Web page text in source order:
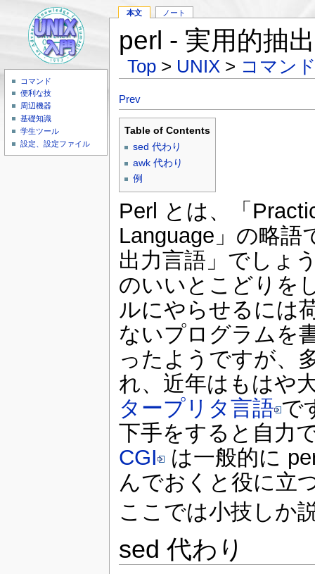
コマンド
便利な技
周辺機器
基礎知識
学生ツール
設定、設定ファイル
本文 ノート
perl - 実用的抽
Top > UNIX > コマン
Prev
Table of Contents
sed 代わり
awk 代わり
例
Perl とは、「
Language」の略語
出力言語」でしょ
のいいとこどりを
ルにやらせるには
ないプログラムを
ったようですが、
れ、近年はもはや
タープリタ言語 で
下手をすると自力
CGI は一般的に
んでおくと役に立
ここでは小技しか
sed 代わり